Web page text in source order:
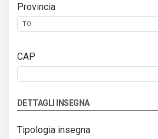
Provincia
CAP
DETTAGLI INSEGNA
Tipologia insegna